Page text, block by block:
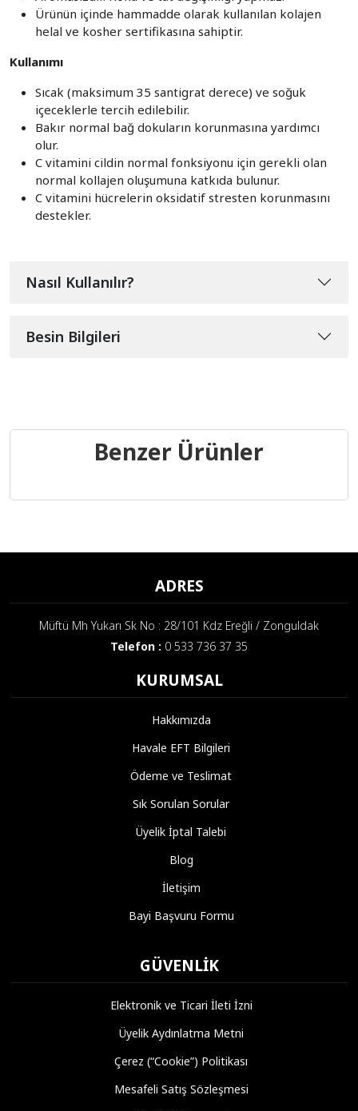
Ürünün içinde hammadde olarak kullanılan kolajen
helal ve kosher sertifikasına sahiptir.
Kullanımı
Sıcak (maksimum 35 santigrat derece) ve soğuk
içeceklerle tercih edilebilir.
Bakır normal bağ dokuların korunmasına yardımcı
olur.
C vitamini cildin normal fonksiyonu için gerekli olan
normal kollajen oluşumuna katkıda bulunur.
C vitamini hücrelerin oksidatif stresten korunmasını
destekler.
Nasıl Kullanılır?
Besin Bilgileri
Benzer Ürünler
ADRES
Müftü Mh Yukarı Sk No : 28/101 Kdz Ereğli / Zonguldak
Telefon : 0 533 736 37 35
KURUMSAL
Hakkımızda
Havale EFT Bilgileri
Ödeme ve Teslimat
Sık Sorulan Sorular
Üyelik İptal Talebi
Blog
İletişim
Bayi Başvuru Formu
GÜVENLIK
Elektronik ve Ticari İleti İzni
Üyelik Aydınlatma Metni
Çerez (“Cookie”) Politikası
Mesafeli Satış Sözleşmesi